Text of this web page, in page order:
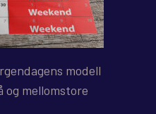
modell
og mellomstore